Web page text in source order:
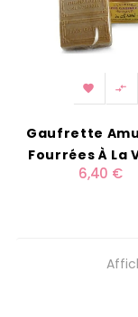
 
Gaufrette
Fourrées À La
175g
6,40 €